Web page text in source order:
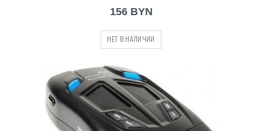
156 BYN
НЕТ В НАЛИЧИИ